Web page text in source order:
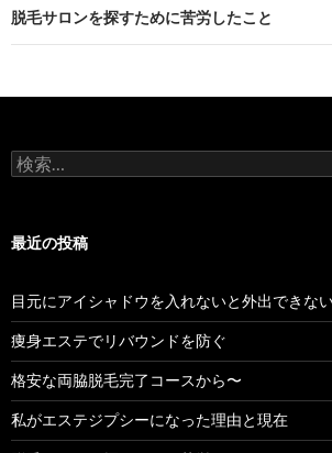
ビ
ゲ
ー
ョ
脱毛サロンを探すために苦労したこと
検
索:
最近の投稿
目元にアイシャドウを入れないと外出できない
痩身エステでリバウンドを防ぐ
格安な両脇脱毛完了コースから〜
私がエステジプシーになった理由と現在